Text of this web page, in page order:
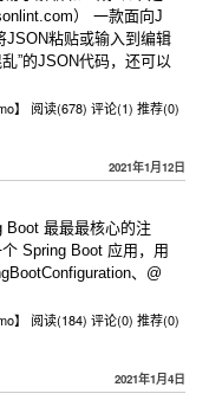
） 一款面向J
JSON粘贴或输入到编辑
”的JSON代码，还可以
】 阅读(678) 评论(1) 推荐(0)
2021年1月12日
Boot 最最最核心的注
Spring Boot 应用，用
、@
】 阅读(184) 评论(0) 推荐(0)
2021年1月4日